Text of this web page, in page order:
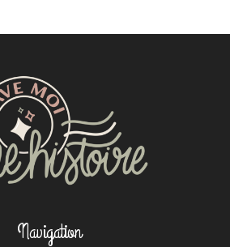
Navigation